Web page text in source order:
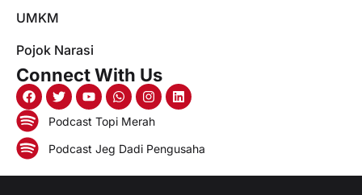
UMKM
Pojok Narasi
Connect With Us
Podcast Topi Merah
Podcast Jeg Dadi Pengusaha